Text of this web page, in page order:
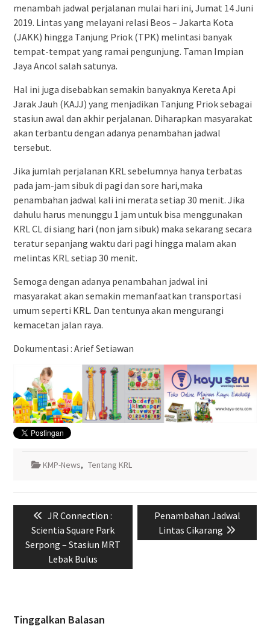
menambah jadwal perjalanan mulai hari ini, Jumat 14 Juni
2019. Lintas yang melayani relasi Beos – Jakarta Kota
(JAKK) hingga Tanjung Priok (TPK) melintasi banyak
tempat-tempat yang ramai pengunjung. Taman Impian
Jaya Ancol salah satunya.
Hal ini juga disebabkan semakin banyaknya Kereta Api
Jarak Jauh (KAJJ) yang menjadikan Tanjung Priok sebagai
stasiun awal dan akhir perjalanan. Diharapkan masyarakat
akan terbantu dengan adanya penambahan jadwal
tersebut.
Jika jumlah perjalanan KRL sebelumnya hanya terbatas
pada jam-jam sibuk di pagi dan sore hari,maka
penambahan jadwal kali ini merata setiap 30 menit. Jika
dahulu harus menunggu 1 jam untuk bisa menggunakan
KRL CL di siang hari (non jam sibuk) maka sekarang secara
teratur sepanjang waktu dari pagi hingga malam akan
melintas KRL setiap 30 menit.
Semoga dengan adanya penambahan jadwal ini
masyarakat akan semakin memanfaatkan transportasi
umum seperti KRL. Dan tentunya akan mengurangi
kemacetan jalan raya.
Dokumentasi : Arief Setiawan
KMP-News, Tentang KRL
Previous
post:
JR Connection :
Scientia Square Park
Serpong – Stasiun MRT
Lebak Bulus
Next
post:
Penambahan Jadwal
Lintas Cikarang
Tinggalkan Balasan